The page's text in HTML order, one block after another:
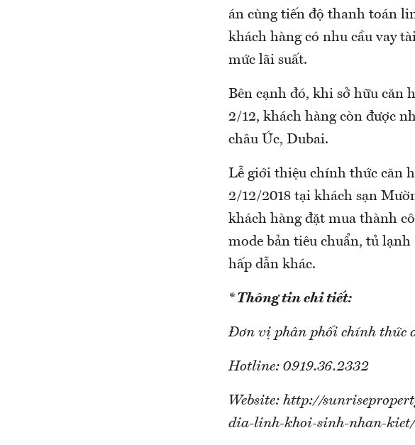
án cùng tiến độ thanh toán
khách hàng có nhu cầu vay
mức lãi suất.
Bên cạnh đó, khi sở hữu căn
2/12, khách hàng còn được
châu Úc, Dubai.
Lễ giới thiệu chính thức căn
2/12/2018 tại khách sạn
khách hàng đặt mua thành
mode bản tiêu chuẩn, tủ
hấp dẫn khác.
* Thông tin chi tiết:
Đơn vị phân phối chính thức
Hotline: 0919.36.2332
Website: http://
dia-linh-khoi-sinh-nhan-kiet/